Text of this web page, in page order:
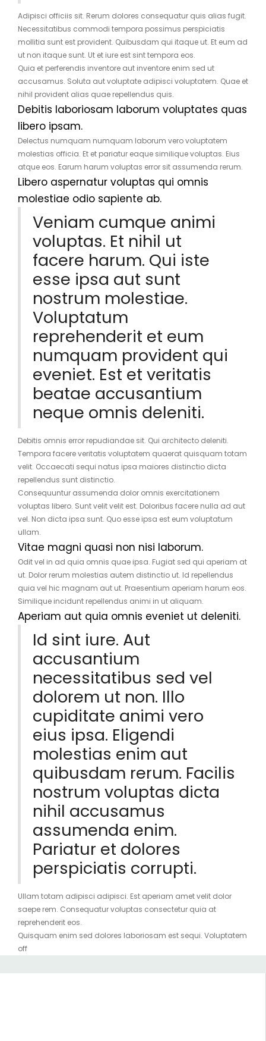
Adipisci officiis sit. Rerum dolores consequatur quis alias fugit.
Necessitatibus commodi tempora possimus perspiciatis
mollitia sunt est provident. Quibusdam qui itaque ut. Et eum ad
ut non itaque sunt. Ut et iure est sint tempora eos.
Quia et perferendis inventore aut inventore enim sed ut
accusamus. Soluta aut voluptate adipisci voluptatem. Quae et
nihil provident alias quae repellendus quis.
Debitis laboriosam laborum voluptates quas
libero ipsam.
Delectus numquam numquam laborum vero voluptatem
molestias officia. Et et pariatur eaque similique voluptas. Eius
atque eos. Earum harum voluptas error sit assumenda rerum.
Libero aspernatur voluptas qui omnis
molestiae odio sapiente ab.
Veniam cumque animi
voluptas. Et nihil ut
facere harum. Qui iste
esse ipsa aut sunt
nostrum molestiae.
Voluptatum
reprehenderit et eum
numquam provident qui
eveniet. Est et veritatis
beatae accusantium
neque omnis deleniti.
Debitis omnis error repudiandae sit. Qui architecto deleniti.
Tempora facere veritatis voluptatem quaerat quisquam totam
velit. Occaecati sequi natus ipsa maiores distinctio dicta
repellendus sunt distinctio.
Consequuntur assumenda dolor omnis exercitationem
voluptas libero. Sunt velit velit est. Doloribus facere nulla ad aut
vel. Non dicta ipsa sunt. Quo esse ipsa est eum voluptatum
ullam.
Vitae magni quasi non nisi laborum.
Odit vel in ad quia omnis quae ipsa. Fugiat sed qui aperiam at
ut. Dolor rerum molestias autem distinctio ut. Id repellendus
quia vel hic magnam aut ut. Praesentium aperiam harum eos.
Similique incidunt repellendus animi in ut aliquam.
Aperiam aut quia omnis eveniet ut deleniti.
Id sint iure. Aut
accusantium
necessitatibus sed vel
dolorem ut non. Illo
cupiditate animi vero
eius ipsa. Eligendi
molestias enim aut
quibusdam rerum. Facilis
nostrum voluptas dicta
nihil accusamus
assumenda enim.
Pariatur et dolores
perspiciatis corrupti.
Ullam totam adipisci adipisci. Est aperiam amet velit dolor
saepe rem. Consequatur voluptas consectetur quia at
reprehenderit eos.
Quisquam enim sed dolores laboriosam est sequi. Voluptatem
off